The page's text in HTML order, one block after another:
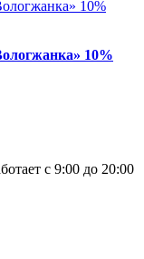
10%
с 9:00 до 20:00